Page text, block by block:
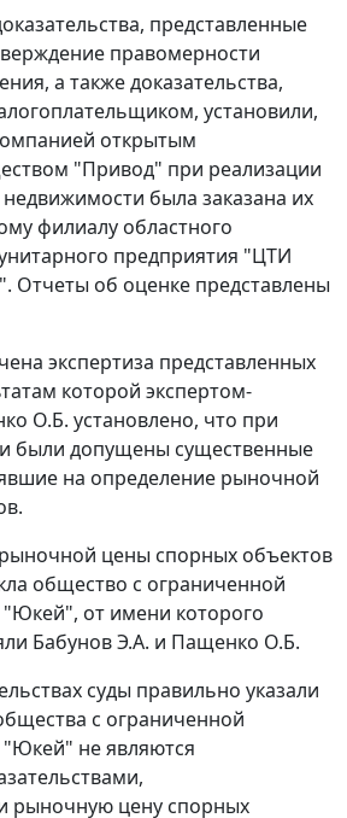
представленные
правомерности
а также доказательства,
установили,
открытым
"Привод" при реализации
была заказана их
филиалу областного
предприятия "ЦТИ
Отчеты об оценке представлены
экспертиза представленных
которой экспертом-
О.Б. установлено, что при
были допущены существенные
на определение рыночной
цены спорных объектов
общество с ограниченной
"Юкей", от имени которого
Бабунов Э.А. и Пащенко О.Б.
суды правильно указали
с ограниченной
"Юкей" не являются
рыночную цену спорных